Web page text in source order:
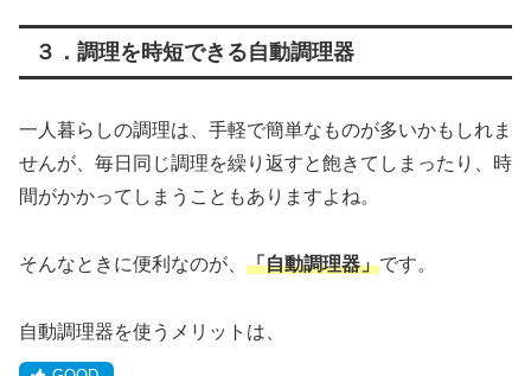
３．調理を時短できる自動調理器
一人暮らしの調理は、手軽で簡単なものが多いかもしれま
せんが、毎日同じ調理を繰り返すと飽きてしまったり、時
間がかかってしまうこともありますよね。
そんなときに便利なのが、 「自動調理器」です。
自動調理器を使うメリットは、